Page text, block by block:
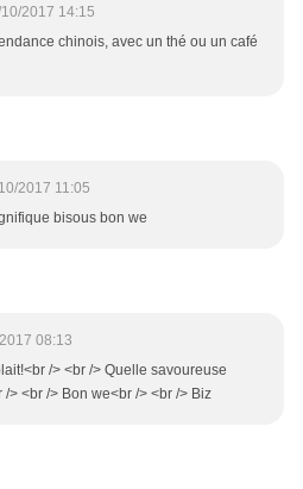
2017 14:15
chinois, avec un thé ou un café
2017 11:05
bisous bon we
08:13
/> <br /> Quelle savoureuse
> <br /> Bon we<br /> <br /> Biz